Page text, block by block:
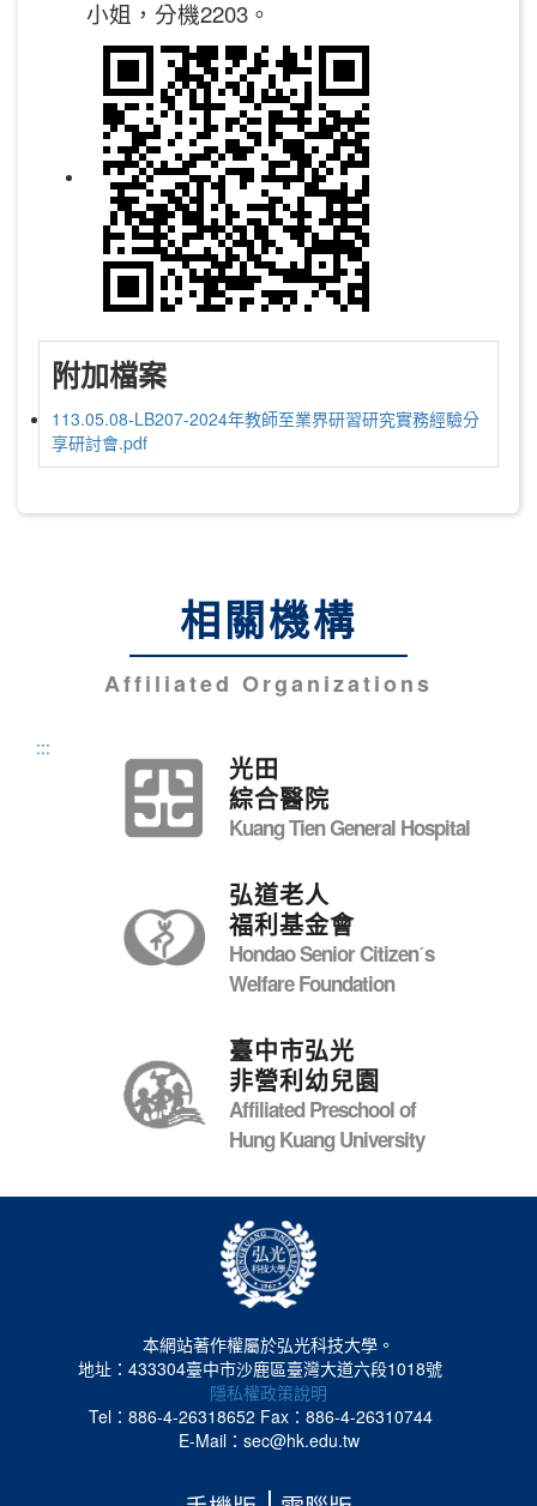
小姐，分機2203。
附加檔案
113.05.08-LB207-2024年教師至業界研習研究實務經驗分
享研討會.pdf
相關機構
Affiliated Organizations
:::
光田
綜合醫院
Kuang Tien General Hospital
弘道老人
福利基金會
Hondao Senior Citizenˊs
Welfare Foundation
臺中市弘光
非營利幼兒園
Affiliated Preschool of
Hung Kuang University
本網站著作權屬於弘光科技大學。
地址：433304臺中市沙鹿區臺灣大道六段1018號
隱私權政策說明
Tel：886-4-26318652 Fax：886-4-26310744
E-Mail：sec@hk.edu.tw